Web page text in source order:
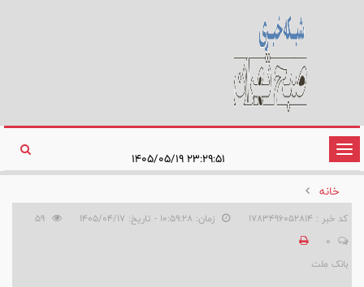
تغییر
وضعیت
ناوبری
خانه
کد خبر : 1783496052814 زمان: ۱۰:۵۹:۲۸ - تاریخ: ۱۴۰۵/۰۴/۱۷
0
بانک ملت